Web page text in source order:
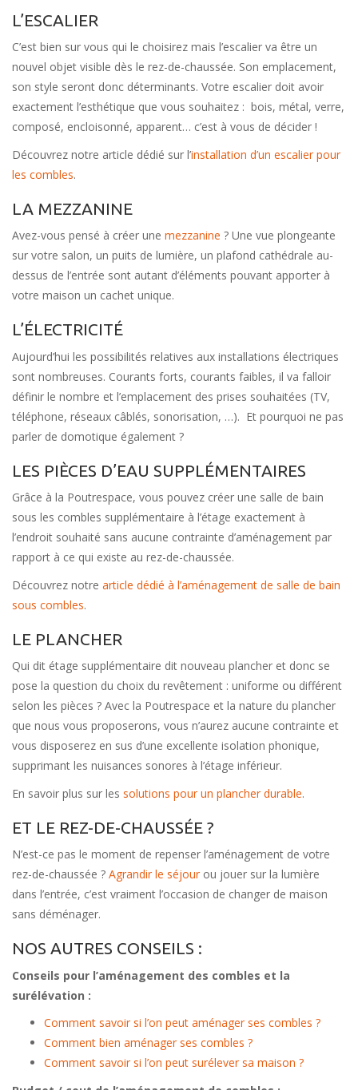
L’ESCALIER
C’est bien sur vous qui le choisirez mais l’escalier va être un
nouvel objet visible dès le rez-de-chaussée. Son emplacement,
son style seront donc déterminants. Votre escalier doit avoir
exactement l’esthétique que vous souhaitez : bois, métal, verre,
composé, encloisonné, apparent… c’est à vous de décider !
Découvrez notre article dédié sur l’installation d’un escalier pour
les combles.
LA MEZZANINE
Avez-vous pensé à créer une mezzanine ? Une vue plongeante
sur votre salon, un puits de lumière, un plafond cathédrale au-
dessus de l’entrée sont autant d’éléments pouvant apporter à
votre maison un cachet unique.
L’ÉLECTRICITÉ
Aujourd’hui les possibilités relatives aux installations électriques
sont nombreuses. Courants forts, courants faibles, il va falloir
définir le nombre et l’emplacement des prises souhaitées (TV,
téléphone, réseaux câblés, sonorisation, …). Et pourquoi ne pas
parler de domotique également ?
LES PIÈCES D’EAU SUPPLÉMENTAIRES
Grâce à la Poutrespace, vous pouvez créer une salle de bain
sous les combles supplémentaire à l’étage exactement à
l’endroit souhaité sans aucune contrainte d’aménagement par
rapport à ce qui existe au rez-de-chaussée.
Découvrez notre article dédié à l’aménagement de salle de bain
sous combles.
LE PLANCHER
Qui dit étage supplémentaire dit nouveau plancher et donc se
pose la question du choix du revêtement : uniforme ou différent
selon les pièces ? Avec la Poutrespace et la nature du plancher
que nous vous proposerons, vous n’aurez aucune contrainte et
vous disposerez en sus d’une excellente isolation phonique,
supprimant les nuisances sonores à l’étage inférieur.
En savoir plus sur les solutions pour un plancher durable.
ET LE REZ-DE-CHAUSSÉE ?
N’est-ce pas le moment de repenser l’aménagement de votre
rez-de-chaussée ? Agrandir le séjour ou jouer sur la lumière
dans l’entrée, c’est vraiment l’occasion de changer de maison
sans déménager.
NOS AUTRES CONSEILS :
Conseils pour l’aménagement des combles et la
surélévation :
Comment savoir si l’on peut aménager ses combles ?
Comment bien aménager ses combles ?
Comment savoir si l’on peut surélever sa maison ?